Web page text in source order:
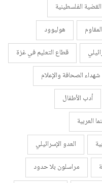
القضية الفلسطينية
هوليوود
قطاع التعليم في غزة
شهداء الصحافة والإعلام
أدب الأطفال
العربية
العدو الإسرائيلي
مراسلون بلا حدود